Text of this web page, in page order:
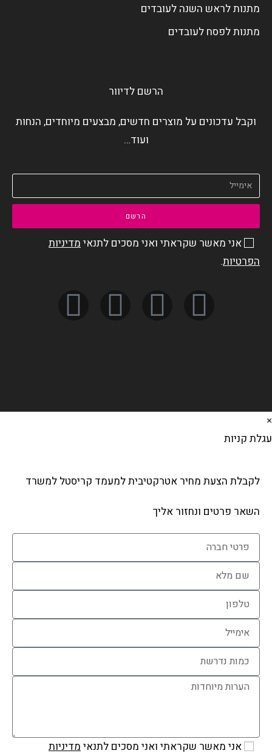
מתנות לראש השנה לעובדים
מתנות לפסח לעובדים
הרשם לדיוור
וקבל עדכונים על מוצרים חדשים, מבצעים מיוחדים, הנחות
ועוד…
אני מאשר שקראתי ואני מסכים לתנאימדיניות
הפרטיות.
הרשם
קניות
לקבלת הצעת מחיר אטרקטיבית למעמד קריסטל למשרד
השאר פרטים ונחזור אליך
אני מאשר שקראתי ואני מסכים לתנאימדיניות